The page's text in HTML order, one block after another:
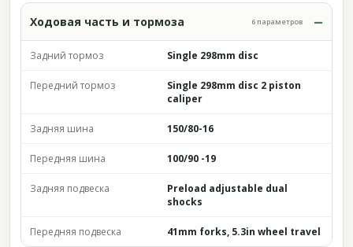
Ходовая часть и тормоза 6 параметров
Задний тормоз Single 298mm disc
Передний тормоз
Single 298mm disc 2 piston
caliper
Задняя шина 150/80-16
Передняя шина 100/90 -19
Задняя подвеска
Preload adjustable dual
shocks
Передняя подвеска 41mm forks, 5.3in wheel travel